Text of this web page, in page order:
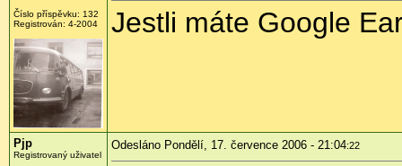
Číslo příspěvku: 132
Registrován: 4-2004
Jestli máte Google
Pjp
Registrovaný uživatel
Odesláno Pondělí, 17. července 2006 - 21:04:22